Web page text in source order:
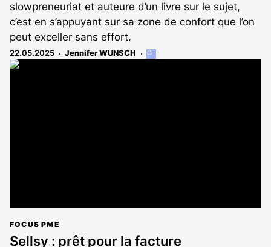
slowpreneuriat et auteure d’un livre sur le sujet,
c’est en s’appuyant sur sa zone de confort que l’on
peut exceller sans effort.
22.05.2025 Jennifer WUNSCH
Cet
FOCUS PME
Sellsy : prêt pour la facture